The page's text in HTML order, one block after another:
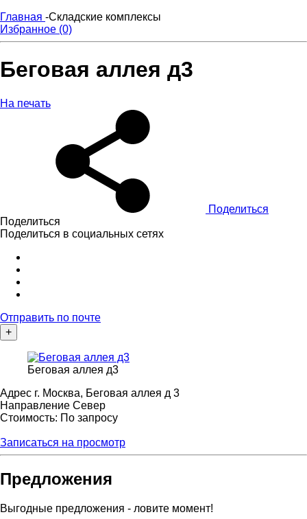
Главная -Складские комплексы
Избранное (0)
Беговая аллея д3
На печать
Поделиться
Поделиться
Поделиться в социальных сетях
Отправить по почте
+
Беговая аллея д3
Адрес г. Москва, Беговая аллея д 3
Направление Север
Стоимость: По запросу
Записаться на просмотр
Предложения
Выгодные предложения - ловите момент!